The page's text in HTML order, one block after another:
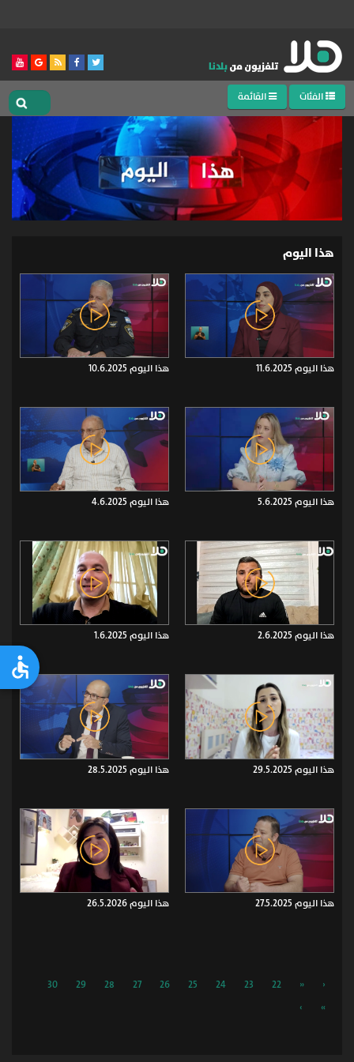
الفئات القائمة
هذا اليوم
هذا اليوم 11.6.2025 هذا اليوم 10.6.2025
هذا اليوم 5.6.2025 هذا اليوم 4.6.2025
هذا اليوم 2.6.2025 هذا اليوم 1.6.2025
هذا اليوم 29.5.2025 هذا اليوم 28.5.2025
هذا اليوم 27.5.2025 هذا اليوم 26.5.2026
‹
«
22
23
24
25
26
27
28
29
30
»
›